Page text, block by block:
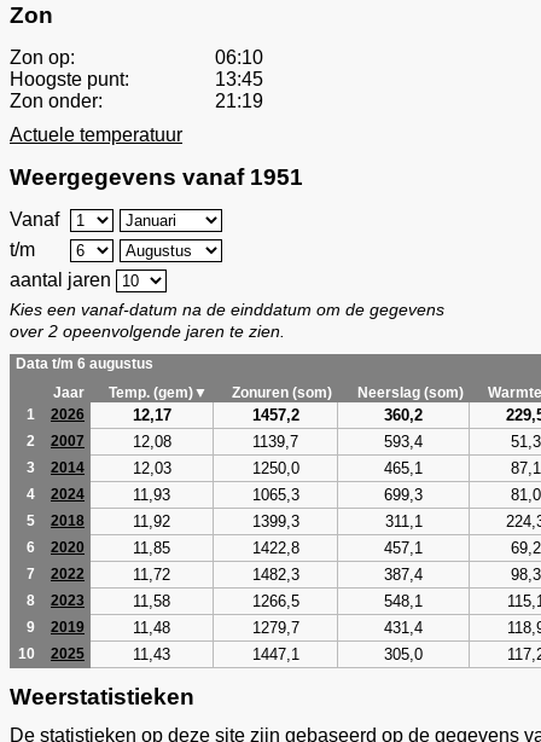
Zon
Zon op:
06:10
Hoogste punt:
13:45
Zon onder:
21:19
Actuele temperatuur
Weergegevens vanaf 1951
Vanaf
t/m
aantal jaren
Kies een vanaf-datum na de einddatum om de gegevens
over 2 opeenvolgende jaren te zien.
Data t/m 6 augustus
Jaar
Temp. (gem)▼ Zonuren (som) Neerslag (som)
1
2026 12,17 1457,2 360,2
2 2007 12,08 1139,7 593,4 51,3
3 2014 12,03 1250,0 465,1 87,1
4 2024 11,93 1065,3 699,3 81,0
5 2018 11,92 1399,3 311,1
6 2020 11,85 1422,8 457,1 69,2
7 2022 11,72 1482,3 387,4 98,3
8 2023 11,58 1266,5 548,1
9 2019 11,48 1279,7 431,4
10 2025 11,43 1447,1 305,0
Weerstatistieken
De statistieken op deze site zijn gebaseerd op de gegevens